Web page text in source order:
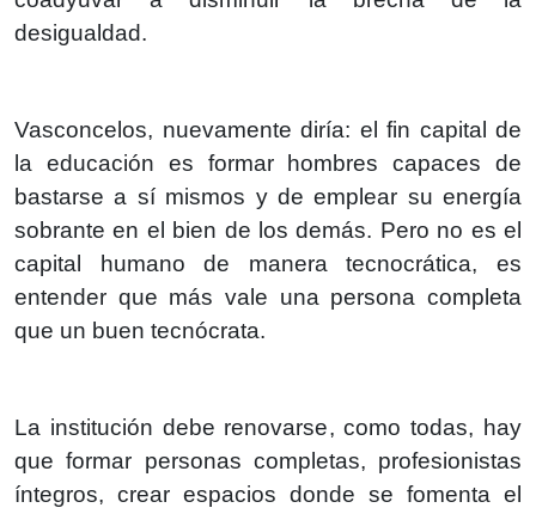
desigualdad.
Vasconcelos, nuevamente diría: el fin capital de
la educación es formar hombres capaces de
bastarse a sí mismos y de emplear su energía
sobrante en el bien de los demás. Pero no es el
capital humano de manera tecnocrática, es
entender que más vale una persona completa
que un buen tecnócrata.
La institución debe renovarse, como todas, hay
que formar personas completas, profesionistas
íntegros, crear espacios donde se fomenta el